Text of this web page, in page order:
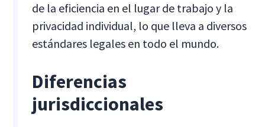
de la eficiencia en el lugar de trabajo y la
privacidad individual, lo que lleva a diversos
estándares legales en todo el mundo.
Diferencias
jurisdiccionales